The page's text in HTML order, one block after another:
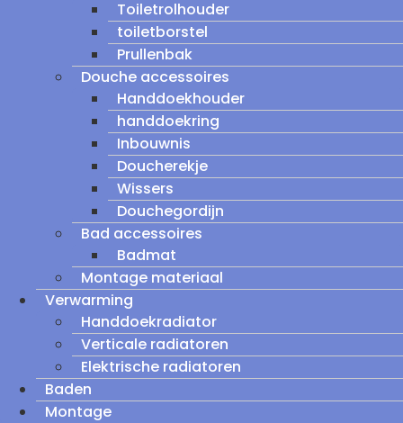
Toiletrolhouder
toiletborstel
Prullenbak
Douche accessoires
Handdoekhouder
handdoekring
Inbouwnis
Doucherekje
Wissers
Douchegordijn
Bad accessoires
Badmat
Montage materiaal
Verwarming
Handdoekradiator
Verticale radiatoren
Elektrische radiatoren
Baden
Montage